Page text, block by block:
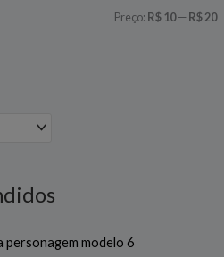
íá
Preço: R$ 10—R$ 20
personagem modelo 6